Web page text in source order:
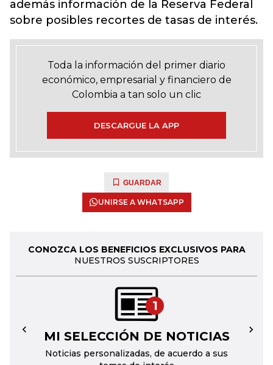
además información de la Reserva Federal
sobre posibles recortes de tasas de interés.
Toda la información del primer diario
económico, empresarial y financiero de
Colombia a tan solo un clic
DESCARGUE LA APP
GUARDAR
UNIRSE A WHATSAPP
CONOZCA LOS BENEFICIOS EXCLUSIVOS PARA
NUESTROS SUSCRIPTORES
1
MI SELECCIÓN DE NOTICIAS
Noticias personalizadas, de acuerdo a sus
← →